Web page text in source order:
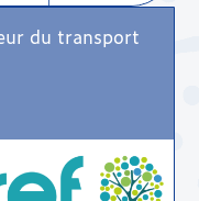
du transport